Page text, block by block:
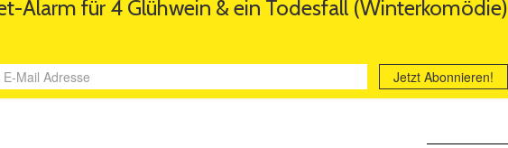
Alarm für 4 Glühwein & ein Todesfall (Winterkomödie)
Jetzt Abonnieren!